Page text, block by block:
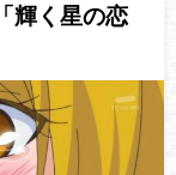
輝く星の恋